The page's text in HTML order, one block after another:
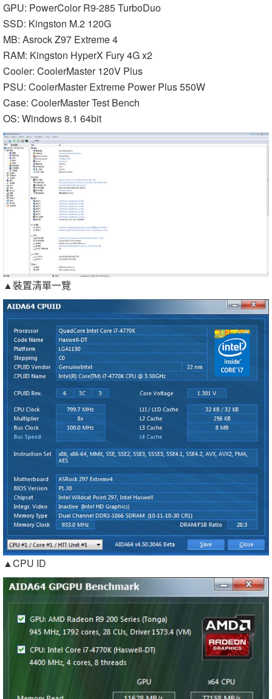
GPU: PowerColor R9-285 TurboDuo
SSD: Kingston M.2 120G
MB: Asrock Z97 Extreme 4
RAM: Kingston HyperX Fury 4G x2
Cooler: CoolerMaster 120V Plus
PSU: CoolerMaster Extreme Power Plus 550W
Case: CoolerMaster Test Bench
OS: Windows 8.1 64bit
▲裝置清單一覽
▲CPU ID